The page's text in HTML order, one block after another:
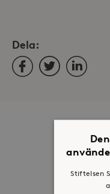
Dela:
FacebookTwitterLinkedIn
Stiftelsen